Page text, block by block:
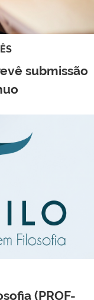
submissão
(PROF-